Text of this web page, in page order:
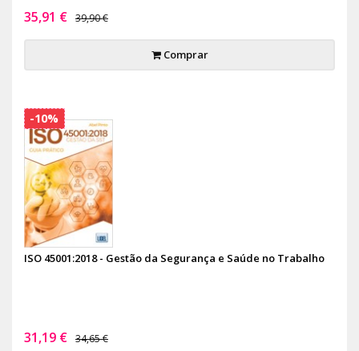
35,91 € 39,90 €
Comprar
ISO 45001:2018 - Gestão da Segurança e Saúde no Trabalho
31,19 € 34,65 €
-10%